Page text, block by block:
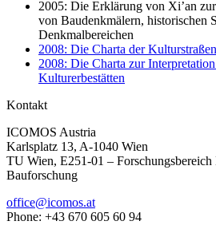
2005: Die Erklärung von Xi’an
von Baudenkmälern, historischen
Denkmalbereichen
2008: Die Charta der Kulturstraßen
2008: Die Charta zur
Kulturerbestätten
Kontakt
ICOMOS Austria
Karlsplatz 13, A-1040 Wien
TU Wien, E251-01 – Forschungsbereich
Bauforschung
office@icomos.at
Phone: +43 670 605 60 94